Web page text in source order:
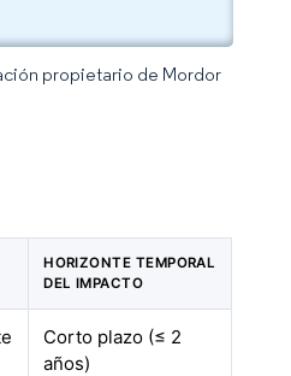
propietario de Mordor
HORIZONTE TEMPORAL
DEL IMPACTO
Corto plazo (≤ 2
años)